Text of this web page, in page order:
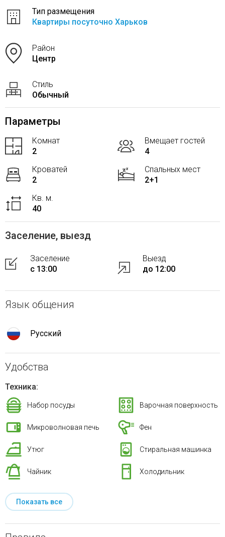
Тип размещения
Квартиры посуточно Харьков
Район
Центр
Стиль
Обычный
Параметры
Комнат
2
Вмещает гостей
4
Кроватей
2
Спальных мест
2+1
Кв. м.
40
Заселение, выезд
Заселение
с 13:00
Выезд
до 12:00
Язык общения
Русский
Удобства
Техника:
Набор посуды Варочная поверхность
Микроволновая печь Фен
Утюг Стиральная машинка
Чайник Холодильник
Показать все